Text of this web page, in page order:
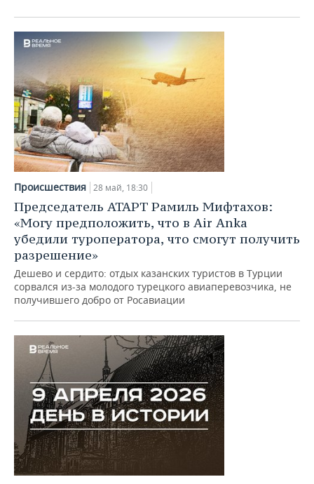
Происшествия 28 май, 18:30
Председатель АТАРТ Рамиль Мифтахов:
«Могу предположить, что в Air Anka
убедили туроператора, что смогут получить
разрешение»
Дешево и сердито: отдых казанских туристов в Турции
сорвался из-за молодого турецкого авиаперевозчика, не
получившего добро от Росавиации